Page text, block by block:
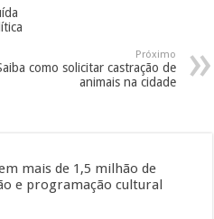
Próximo
como solicitar castração de
animais na cidade
mais de 1,5 milhão de
e programação cultural